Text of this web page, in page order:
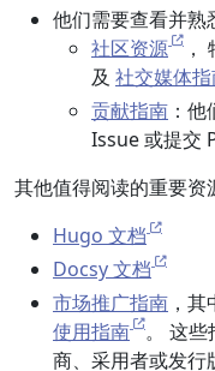
他们需要查看并熟
社区资源
，
及 社交媒体
贡献指南 ：
Issue 或提交
其他值得阅读的重要资
Hugo 文档
Docsy 文档
市场推广指南 ，
使用指南
。 这些
商、采用者或发行